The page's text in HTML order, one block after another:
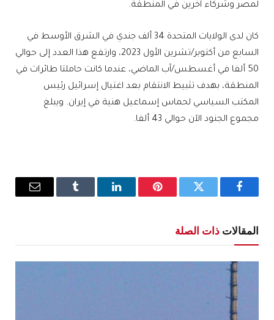
لمصر وشركاء آخرين في المنطقة.
كان لدى الولايات المتحدة 34 ألف جندي في الشرق الأوسط في
السابع من أكتوبر/تشرين الأول 2023، وارتفع هذا العدد إلى حوالي
50 ألفا في أغسطس/آب الماضي، عندما كانت حاملتا طائرات في
المنطقة، بهدف تثبيط الانتقام بعد اغتيال إسرائيل رئيس
المكتب السياسي لحماس إسماعيل هنية في إيران. ويبلغ
مجموع الجنود الآن حوالي 43 ألفا.
فيسبوك تويتر بينتيريستلينكدإن Tumblr
البريد
المقالات ذات الصلة